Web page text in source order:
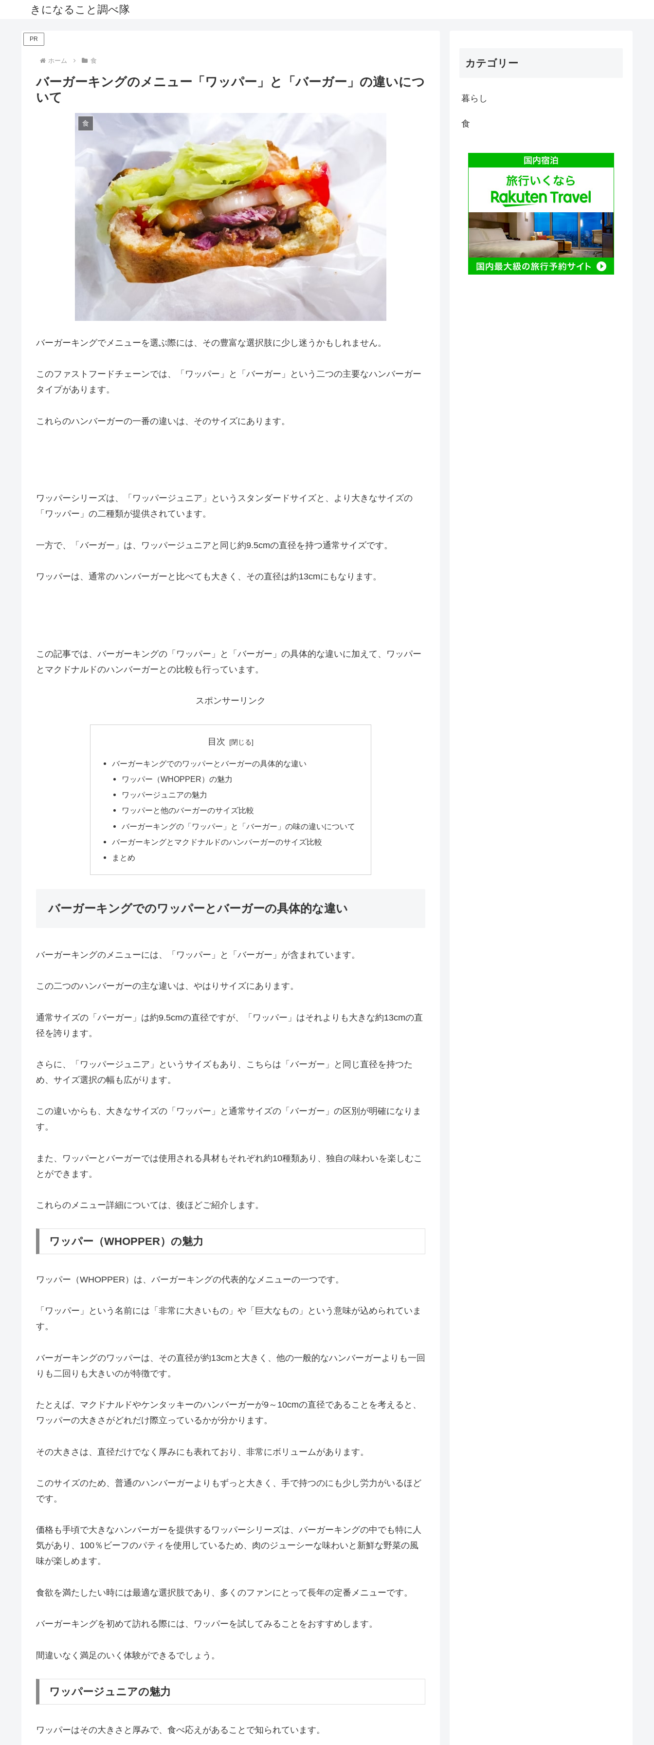
きになること調べ隊
PR
ホーム 食
バーガーキングのメニュー「ワッパー」と「バーガー」の違いにつ
いて
食
バーガーキングでメニューを選ぶ際には、その豊富な選択肢に少し迷うかもしれません。
このファストフードチェーンでは、「ワッパー」と「バーガー」という二つの主要なハンバーガー
タイプがあります。
これらのハンバーガーの一番の違いは、そのサイズにあります。
ワッパーシリーズは、「ワッパージュニア」というスタンダードサイズと、より大きなサイズの
「ワッパー」の二種類が提供されています。
一方で、「バーガー」は、ワッパージュニアと同じ約9.5cmの直径を持つ通常サイズです。
ワッパーは、通常のハンバーガーと比べても大きく、その直径は約13cmにもなります。
この記事では、バーガーキングの「ワッパー」と「バーガー」の具体的な違いに加えて、ワッパー
とマクドナルドのハンバーガーとの比較も行っています。
スポンサーリンク
目次
バーガーキングでのワッパーとバーガーの具体的な違い
ワッパー（WHOPPER）の魅力
ワッパージュニアの魅力
ワッパーと他のバーガーのサイズ比較
バーガーキングの「ワッパー」と「バーガー」の味の違いについて
バーガーキングとマクドナルドのハンバーガーのサイズ比較
まとめ
バーガーキングでのワッパーとバーガーの具体的な違い
バーガーキングのメニューには、「ワッパー」と「バーガー」が含まれています。
この二つのハンバーガーの主な違いは、やはりサイズにあります。
通常サイズの「バーガー」は約9.5cmの直径ですが、「ワッパー」はそれよりも大きな約13cmの直
径を誇ります。
さらに、「ワッパージュニア」というサイズもあり、こちらは「バーガー」と同じ直径を持つた
め、サイズ選択の幅も広がります。
この違いからも、大きなサイズの「ワッパー」と通常サイズの「バーガー」の区別が明確になりま
す。
また、ワッパーとバーガーでは使用される具材もそれぞれ約10種類あり、独自の味わいを楽しむこ
とができます。
これらのメニュー詳細については、後ほどご紹介します。
ワッパー（WHOPPER）の魅力
ワッパー（WHOPPER）は、バーガーキングの代表的なメニューの一つです。
「ワッパー」という名前には「非常に大きいもの」や「巨大なもの」という意味が込められていま
す。
バーガーキングのワッパーは、その直径が約13cmと大きく、他の一般的なハンバーガーよりも一回
りも二回りも大きいのが特徴です。
たとえば、マクドナルドやケンタッキーのハンバーガーが9～10cmの直径であることを考えると、
ワッパーの大きさがどれだけ際立っているかが分かります。
その大きさは、直径だけでなく厚みにも表れており、非常にボリュームがあります。
このサイズのため、普通のハンバーガーよりもずっと大きく、手で持つのにも少し労力がいるほど
です。
価格も手頃で大きなハンバーガーを提供するワッパーシリーズは、バーガーキングの中でも特に人
気があり、100％ビーフのパティを使用しているため、肉のジューシーな味わいと新鮮な野菜の風
味が楽しめます。
食欲を満たしたい時には最適な選択肢であり、多くのファンにとって長年の定番メニューです。
バーガーキングを初めて訪れる際には、ワッパーを試してみることをおすすめします。
間違いなく満足のいく体験ができるでしょう。
ワッパージュニアの魅力
ワッパーはその大きさと厚みで、食べ応えがあることで知られています。
カテゴリー
暮らし
食